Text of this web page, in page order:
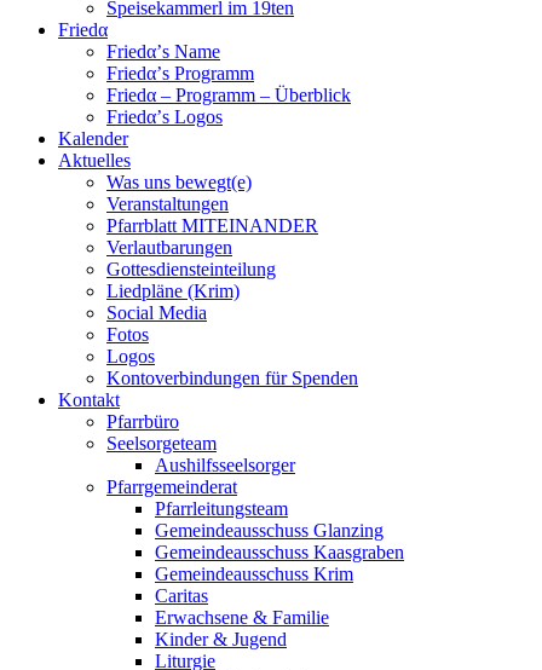
Speisekammerl im 19ten
Friedα
Friedα’s Name
Friedα’s Programm
Friedα – Programm – Überblick
Friedα’s Logos
Kalender
Aktuelles
Was uns bewegt(e)
Veranstaltungen
Pfarrblatt MITEINANDER
Verlautbarungen
Gottesdiensteinteilung
Liedpläne (Krim)
Social Media
Fotos
Logos
Kontoverbindungen für Spenden
Kontakt
Pfarrbüro
Seelsorgeteam
Aushilfsseelsorger
Pfarrgemeinderat
Pfarrleitungsteam
Gemeindeausschuss Glanzing
Gemeindeausschuss Kaasgraben
Gemeindeausschuss Krim
Caritas
Erwachsene & Familie
Kinder & Jugend
Liturgie